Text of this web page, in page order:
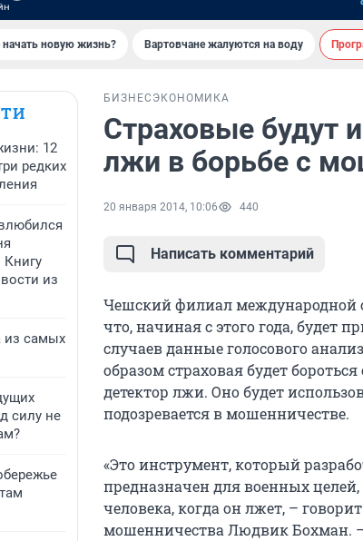
начать новую жизнь? Вартовчане жалуются на воду
12
редких
из
из самых
силу не
БИЗНЕС ЭКОНОМИКА
Страховые будут
лжи в борьбе с
20 января 2014, 10:06 440
Написать комментарий
Чешский филиал международной
что, начиная с этого года, будет
случаев данные голосового
образом страховая будет
детектор лжи. Оно будет
подозревается в мошенничестве.
«Это инструмент, который
предназначен для военных
человека, когда он лжет, –
мошенничества Людвик Бохман. –